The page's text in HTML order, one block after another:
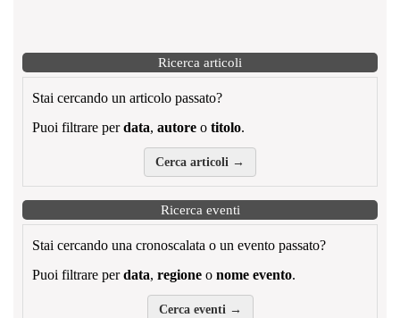
Ricerca articoli
Stai cercando un articolo passato?
Puoi filtrare perdata, autore o titolo.
Cerca articoli →
Ricerca eventi
Stai cercando una cronoscalata o un evento passato?
Puoi filtrare perdata, regione o nome evento.
Cerca eventi →